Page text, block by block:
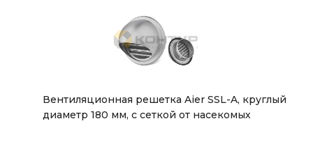
Вентиляционная решетка Aier SSL-A, круглый
диаметр 180 мм, с сеткой от насекомых